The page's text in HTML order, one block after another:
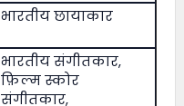
भारतीय छायाकार
भारतीय संगीतकार,
फ़िल्म स्कोर
संगीतकार,